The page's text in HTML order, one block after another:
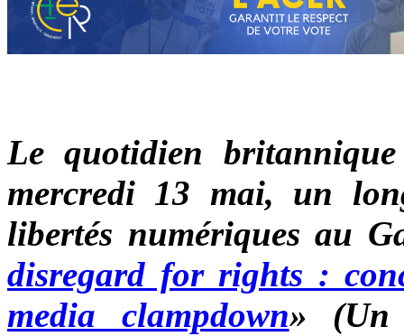
Le quotidien
mercredi 13 mai, un
libertés numériques au
disregard for rights :
media clampdown» (Un